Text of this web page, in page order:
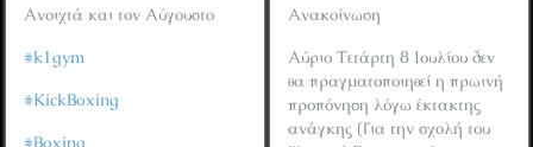
Ανοιχτά και τον Αύγουστο
#k1gym
#KickBoxing
#Boxing
Ανακοίνωση
Αύριο Τετάρτη 8 Ιουλίου δεν
θα πραγματοποιηθεί η πρωινή
προπόνηση λόγω έκτακτης
ανάγκης (Για την σχολή του